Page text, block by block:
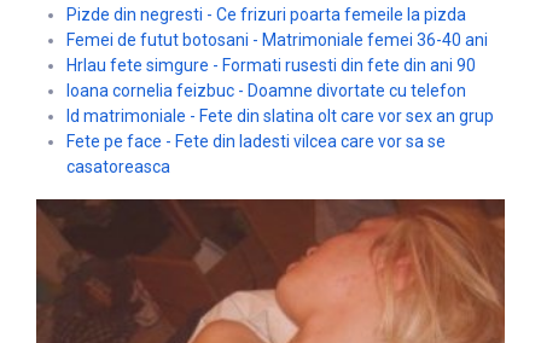
Pizde din negresti - Ce frizuri poarta femeile la pizda
Femei de futut botosani - Matrimoniale femei 36-40 ani
Hrlau fete simgure - Formati rusesti din fete din ani 90
Ioana cornelia feizbuc - Doamne divortate cu telefon
Id matrimoniale - Fete din slatina olt care vor sex an grup
Fete pe face - Fete din ladesti vilcea care vor sa se
casatoreasca